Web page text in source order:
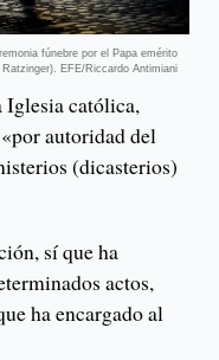
fúnebre por el Papa emérito
EFE/Riccardo Antimiani
Iglesia católica,
autoridad del
(dicasterios)
sí que ha
actos,
ha encargado al